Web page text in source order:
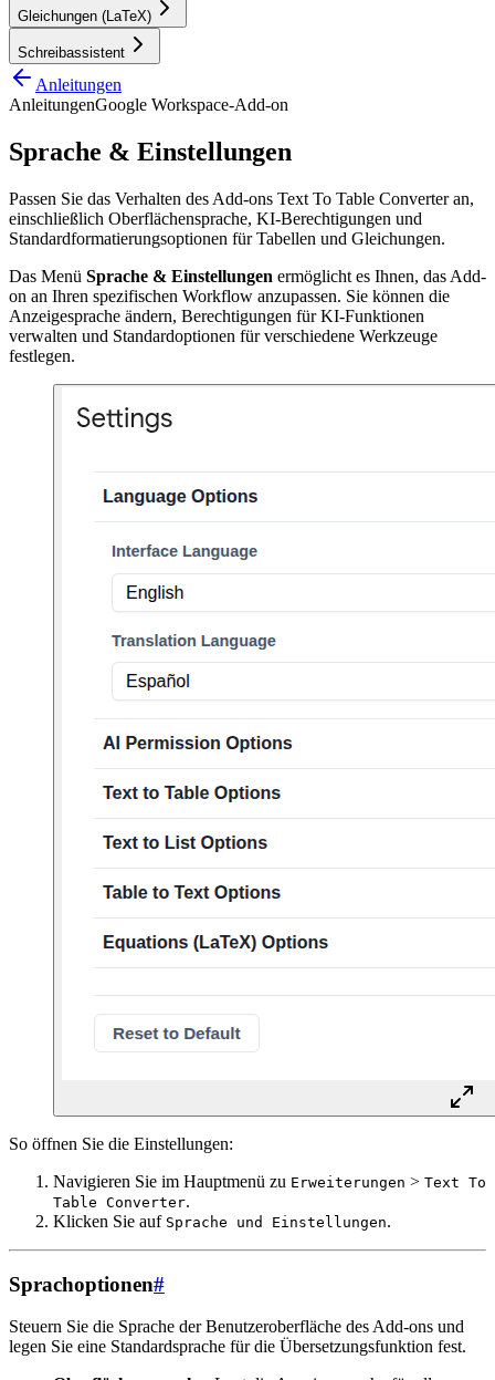
Gleichungen (LaTeX)
Schreibassistent
Anleitungen
AnleitungenGoogle Workspace-Add-on
Sprache & Einstellungen
Passen Sie das Verhalten des Add-ons Text To Table Converter an,
einschließlich Oberflächensprache, KI-Berechtigungen und
Standardformatierungsoptionen für Tabellen und Gleichungen.
Das Menü Sprache & Einstellungen ermöglicht es Ihnen, das Add-
on an Ihren spezifischen Workflow anzupassen. Sie können die
Anzeigesprache ändern, Berechtigungen für KI-Funktionen
verwalten und Standardoptionen für verschiedene Werkzeuge
festlegen.
So öffnen Sie die Einstellungen:
Navigieren Sie im Hauptmenü zu Erweiterungen > Text To
Table Converter.
Klicken Sie auf Sprache und Einstellungen.
Sprachoptionen#
Steuern Sie die Sprache der Benutzeroberfläche des Add-ons und
legen Sie eine Standardsprache für die Übersetzungsfunktion fest.